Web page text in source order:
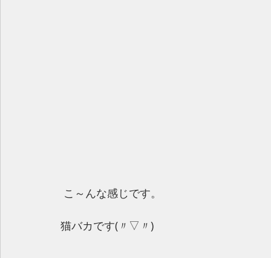
こ～んな感じです。
猫バカです(〃▽〃)